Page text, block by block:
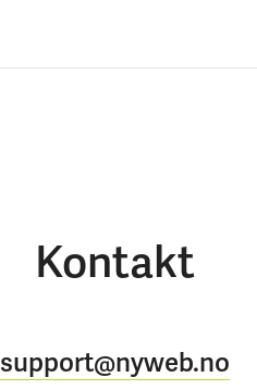
Kontakt
support@nyweb.no